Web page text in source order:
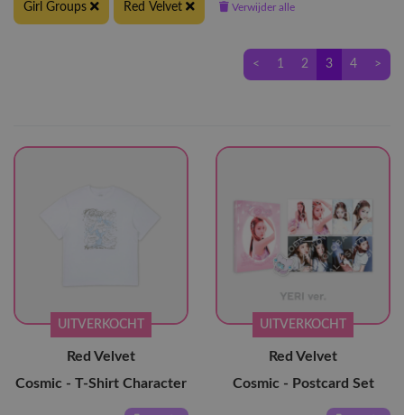
Girl Groups Red Velvet Verwijder alle
< 1 2 3 4 >
UITVERKOCHT
Red Velvet
Cosmic - T-Shirt Character
UITVERKOCHT
Red Velvet
Cosmic - Postcard Set